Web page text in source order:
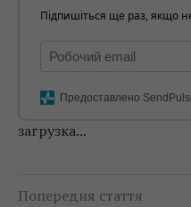
Підпишіться ще раз, якщо
Предоставлено
загрузка...
Попередня стаття